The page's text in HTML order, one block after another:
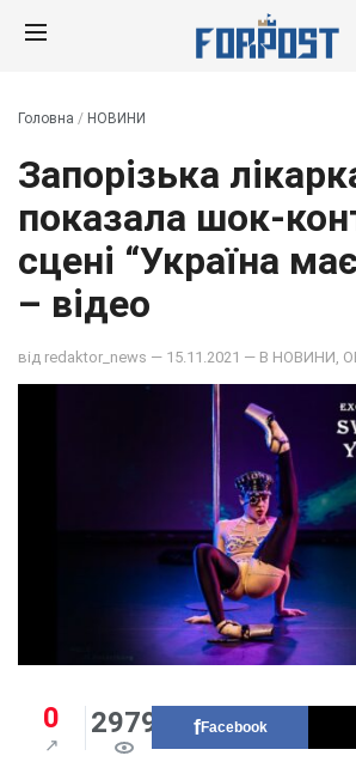
Головна / НОВИНИ
Запорізька
показала шок-
сцені “Україна
– відео
від redaktor_news — 15.11.2021 — В НОВИНИ
0 2979 Facebook